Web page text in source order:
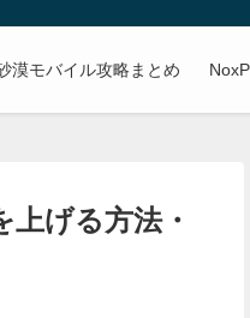
漠モバイル攻略まとめ
げる方法・